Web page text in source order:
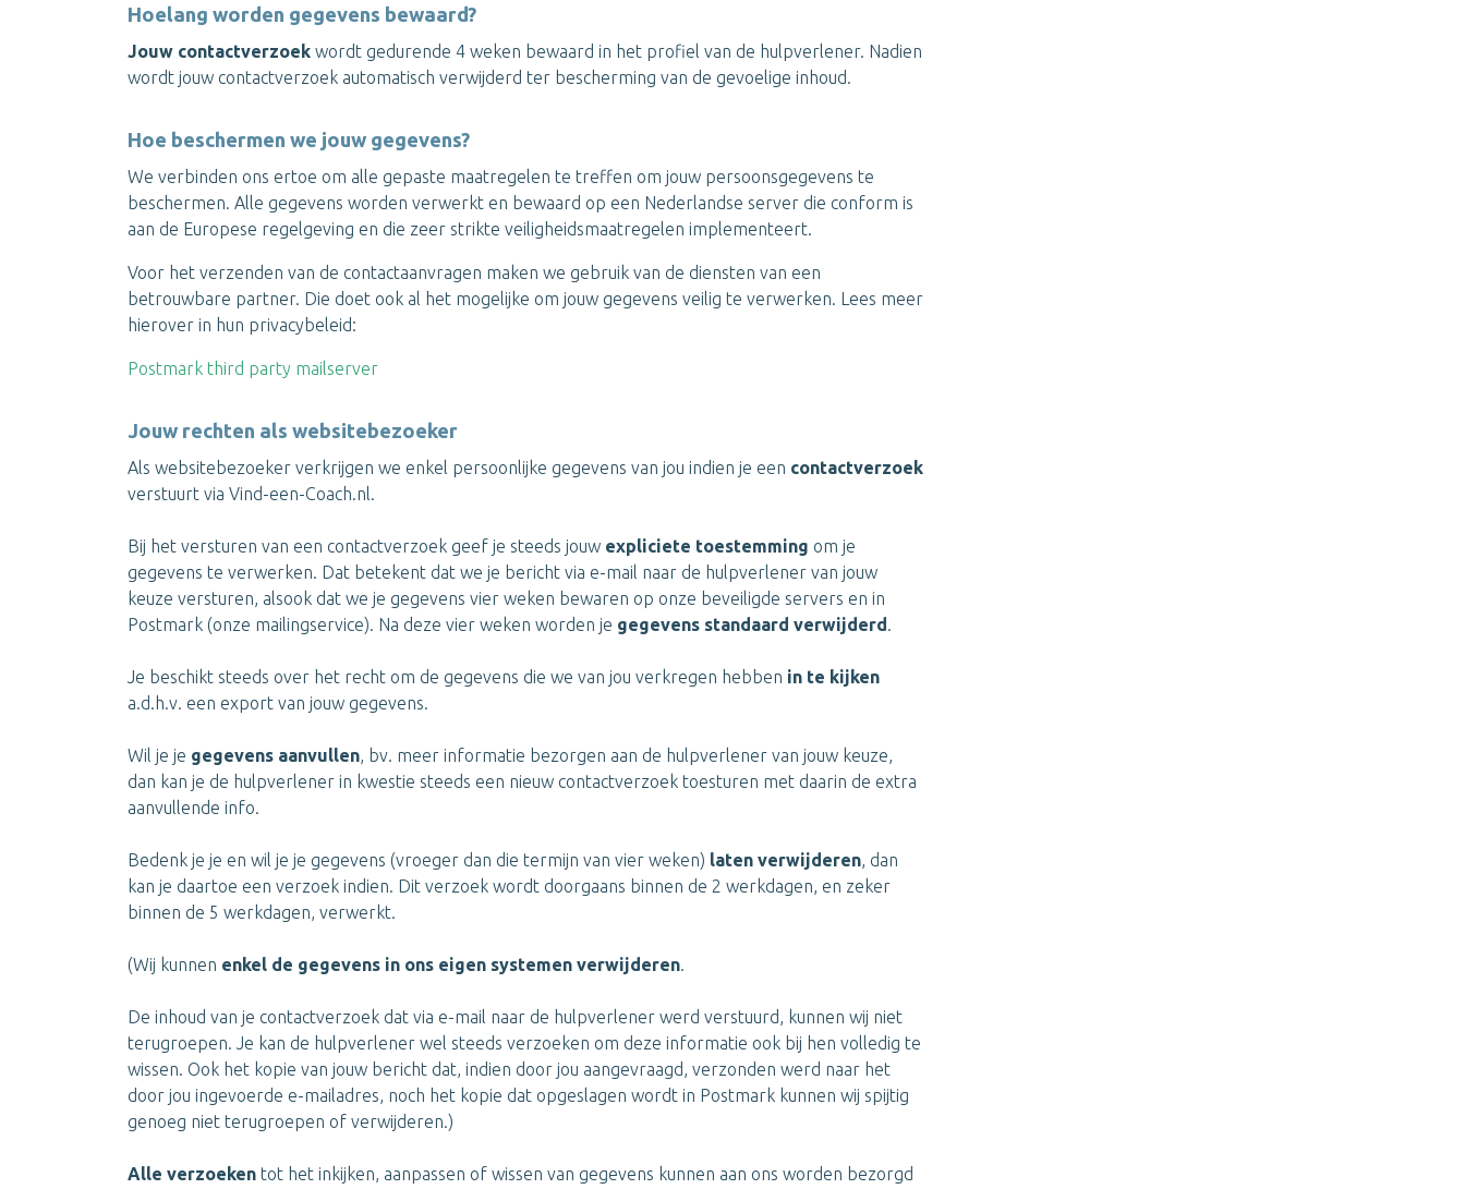
Hoelang worden gegevens bewaard?
Jouw contactverzoek wordt gedurende 4 weken bewaard in het profiel van de hulpverlener. Nadien
wordt jouw contactverzoek automatisch verwijderd ter bescherming van de gevoelige inhoud.
Hoe beschermen we jouw gegevens?
We verbinden ons ertoe om alle gepaste maatregelen te treffen om jouw persoonsgegevens te
beschermen. Alle gegevens worden verwerkt en bewaard op een Nederlandse server die conform is
aan de Europese regelgeving en die zeer strikte veiligheidsmaatregelen implementeert.
Voor het verzenden van de contactaanvragen maken we gebruik van de diensten van een
betrouwbare partner. Die doet ook al het mogelijke om jouw gegevens veilig te verwerken. Lees meer
hierover in hun privacybeleid:
Postmark third party mailserver
Jouw rechten als websitebezoeker
Als websitebezoeker verkrijgen we enkel persoonlijke gegevens van jou indien je een contactverzoek
verstuurt via Vind-een-Coach.nl.
Bij het versturen van een contactverzoek geef je steeds jouw expliciete toestemming om je
gegevens te verwerken. Dat betekent dat we je bericht via e-mail naar de hulpverlener van jouw
keuze versturen, alsook dat we je gegevens vier weken bewaren op onze beveiligde servers en in
Postmark (onze mailingservice). Na deze vier weken worden je gegevens standaard verwijderd.
Je beschikt steeds over het recht om de gegevens die we van jou verkregen hebben in te kijken
a.d.h.v. een export van jouw gegevens.
Wil je je gegevens aanvullen, bv. meer informatie bezorgen aan de hulpverlener van jouw keuze,
dan kan je de hulpverlener in kwestie steeds een nieuw contactverzoek toesturen met daarin de extra
aanvullende info.
Bedenk je je en wil je je gegevens (vroeger dan die termijn van vier weken) laten verwijderen, dan
kan je daartoe een verzoek indien. Dit verzoek wordt doorgaans binnen de 2 werkdagen, en zeker
binnen de 5 werkdagen, verwerkt.
(Wij kunnen enkel de gegevens in ons eigen systemen verwijderen.
De inhoud van je contactverzoek dat via e-mail naar de hulpverlener werd verstuurd, kunnen wij niet
terugroepen. Je kan de hulpverlener wel steeds verzoeken om deze informatie ook bij hen volledig te
wissen. Ook het kopie van jouw bericht dat, indien door jou aangevraagd, verzonden werd naar het
door jou ingevoerde e-mailadres, noch het kopie dat opgeslagen wordt in Postmark kunnen wij spijtig
genoeg niet terugroepen of verwijderen.)
Alle verzoeken tot het inkijken, aanpassen of wissen van gegevens kunnen aan ons worden bezorgd